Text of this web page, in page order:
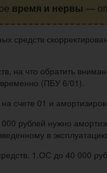
время и нервы —
средств
на что обратить
(ПБУ 6/01).
счете 01 и
рублей нужно
в
1.ОС до 40 000